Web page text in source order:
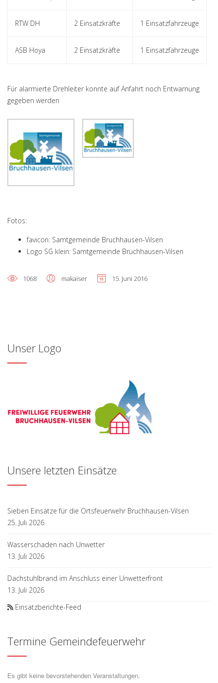
RTW DH 2 Einsatzkräfte 1 Einsatzfahrzeuge
ASB Hoya 2 Einsatzkräfte 1 Einsatzfahrzeuge
Für alarmierte Drehleiter konnte auf Anfahrt noch Entwarnung
gegeben werden
Fotos:
favicon: Samtgemeinde Bruchhausen-Vilsen
Logo SG klein: Samtgemeinde Bruchhausen-Vilsen
1068 makaiser 15. Juni 2016
Unser Logo
Unsere letzten Einsätze
Sieben Einsätze für die Ortsfeuerwehr Bruchhausen-Vilsen
25. Juli 2026
Wasserschaden nach Unwetter
13. Juli 2026
Dachstuhlbrand im Anschluss einer Unwetterfront
13. Juli 2026
Einsatzberichte-Feed
Termine Gemeindefeuerwehr
Es gibt keine bevorstehenden Veranstaltungen.